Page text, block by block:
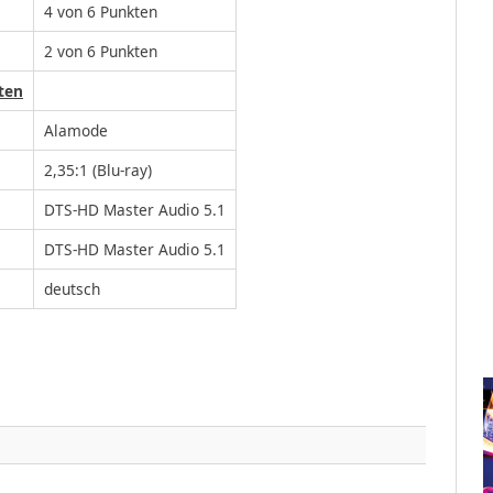
4 von 6 Punkten
2 von 6 Punkten
Alamode
2,35:1 (Blu-ray)
DTS-HD Master Audio 5.1
DTS-HD Master Audio 5.1
deutsch